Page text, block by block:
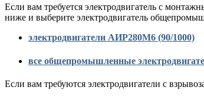
Если вам требуется электродвигатель с
ниже и выберите электродвигатель
электродвигатели АИР280M6 (90/1000)
все общепромышленные
Если вам требуются электродвигатели с